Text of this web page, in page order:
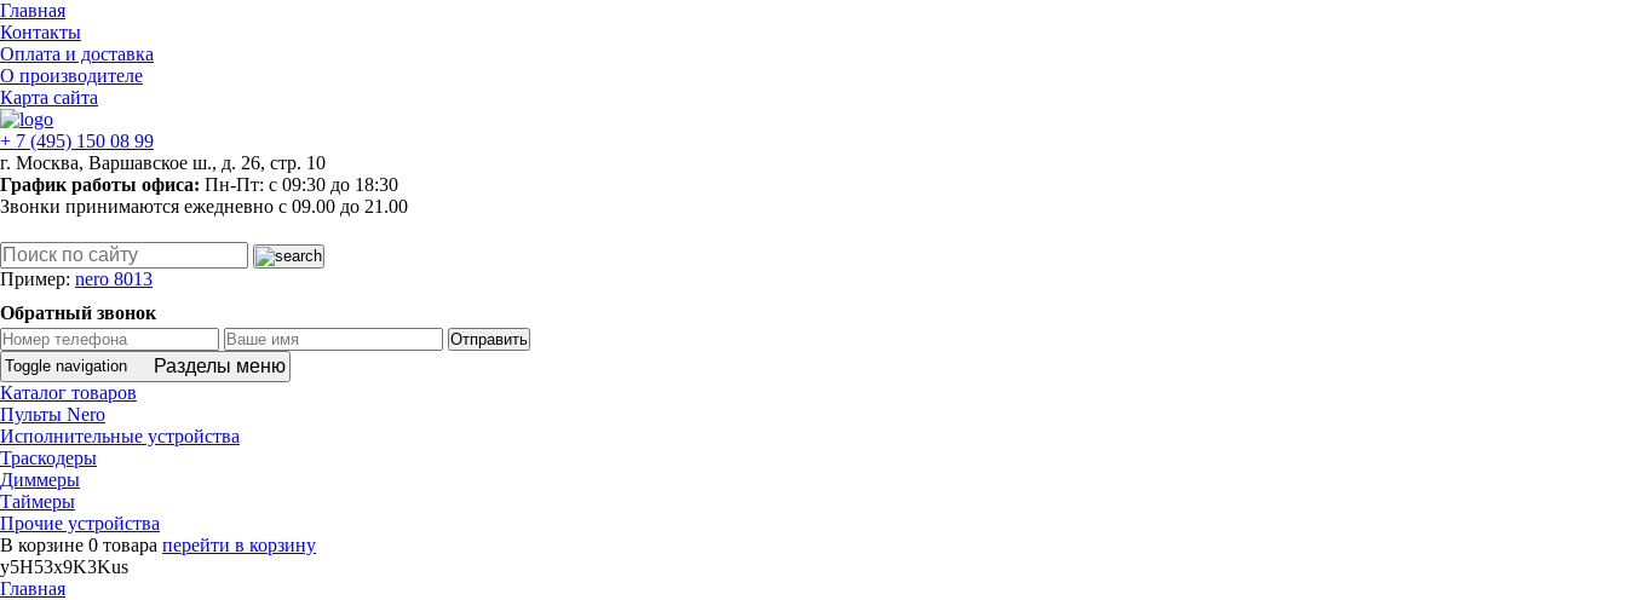
Главная
Контакты
Оплата и доставка
О производителе
Карта сайта
+ 7 (495) 150 08 99
г. Москва, Варшавское ш., д. 26, стр. 10
График работы офиса: Пн-Пт: c 09:30 до 18:30
Звонки принимаются ежедневно с 09.00 до 21.00
Пример: nero 8013
Обратный звонок
Отправить
Toggle navigation
Разделы меню
Каталог товаров
Пульты Nero
Исполнительные устройства
Траскодеры
Диммеры
Таймеры
Прочие устройства
В корзине 0 товара перейти в корзину
y5H53x9K3Kus
Главная